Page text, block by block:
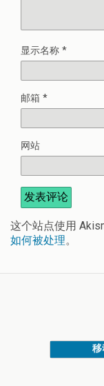
显示名称 *
邮箱 *
网站
这个站点使用
如何被处理。
移